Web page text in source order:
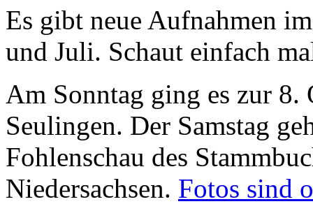
Es gibt neue Aufnahmen
und Juli. Schaut einfach
Am Sonntag ging es zur 8.
Seulingen. Der Samstag
Fohlenschau des
Niedersachsen. Fotos sind